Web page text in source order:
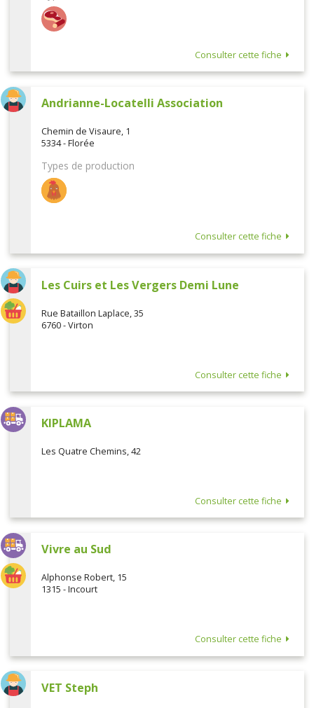
Consulter cette fiche
Andrianne-Locatelli Association
Chemin de Visaure, 1
5334 - Florée
Types de production
Consulter cette fiche
Les Cuirs et Les Vergers Demi Lune
Rue Bataillon Laplace, 35
6760 - Virton
Consulter cette fiche
KIPLAMA
Les Quatre Chemins, 42
Consulter cette fiche
Vivre au Sud
Alphonse Robert, 15
1315 - Incourt
Consulter cette fiche
VET Steph